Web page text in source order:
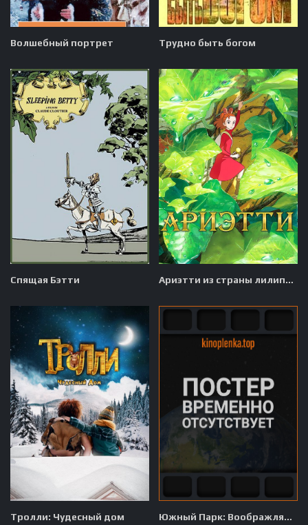
Волшебный портрет Трудно быть богом
Спящая Бэтти Ариэтти из страны лилипутов
Тролли: Чудесный дом Южный Парк: Воображляндия